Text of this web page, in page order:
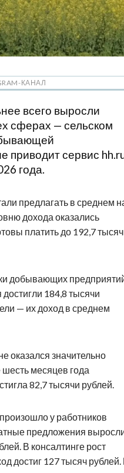
КАНАЛ
всего выросли
сферах — сельском
приводит сервис
года.
предлагать в среднем
дохода оказались
платить до 192,7
добывающих
184,8 тысячи
— их доход в среднем
оказался значительно
месяцев года
82,7 тысячи рублей.
у работников
предложения
В консалтинге рост
достиг 127 тысяч рублей.